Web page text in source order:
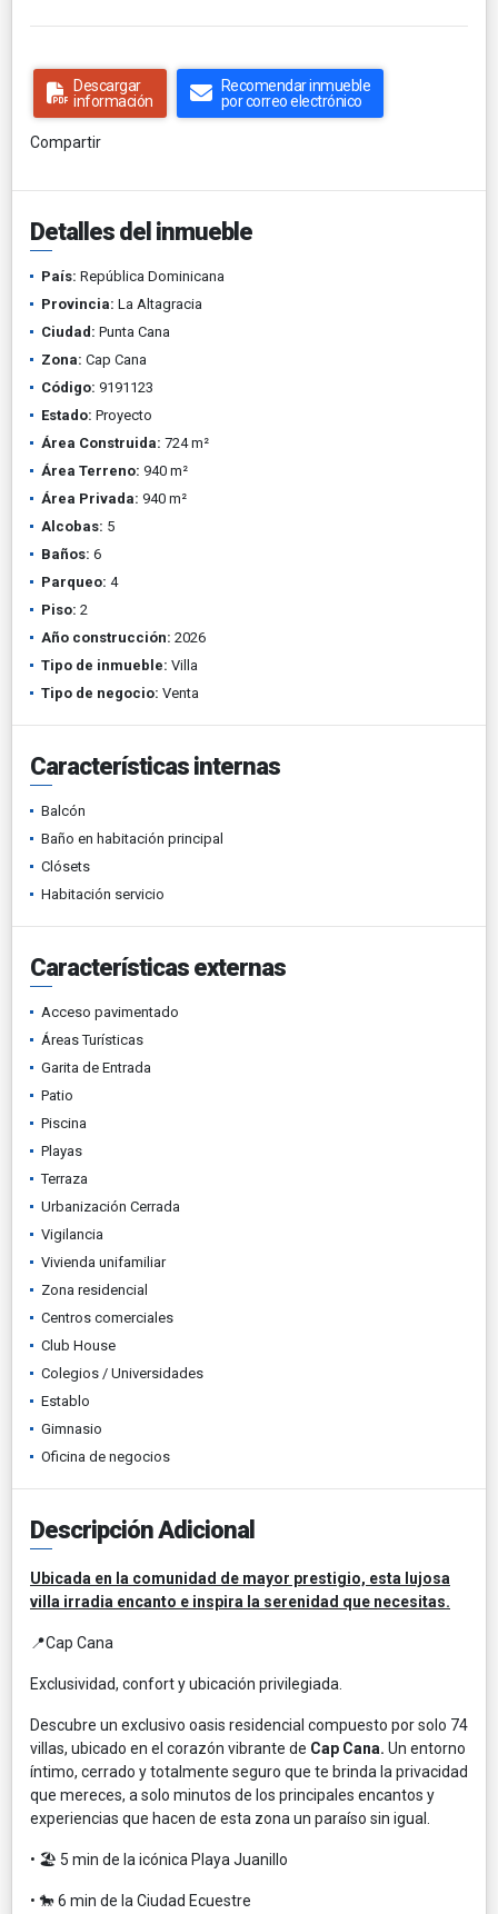
Descargar
información
Recomendar inmueble
por correo electrónico
Compartir
Detalles del inmueble
País: República Dominicana
Provincia: La Altagracia
Ciudad: Punta Cana
Zona: Cap Cana
Código: 9191123
Estado: Proyecto
Área Construida: 724 m²
Área Terreno: 940 m²
Área Privada: 940 m²
Alcobas: 5
Baños: 6
Parqueo: 4
Piso: 2
Año construcción: 2026
Tipo de inmueble: Villa
Tipo de negocio: Venta
Características internas
Balcón
Baño en habitación principal
Clósets
Habitación servicio
Características externas
Acceso pavimentado
Áreas Turísticas
Garita de Entrada
Patio
Piscina
Playas
Terraza
Urbanización Cerrada
Vigilancia
Vivienda unifamiliar
Zona residencial
Centros comerciales
Club House
Colegios / Universidades
Establo
Gimnasio
Oficina de negocios
Descripción Adicional
Ubicada en la comunidad de mayor prestigio, esta lujosa
villa irradia encanto e inspira la serenidad que necesitas.
📍Cap Cana
Exclusividad, confort y ubicación privilegiada.
Descubre un exclusivo oasis residencial compuesto por solo 74
villas, ubicado en el corazón vibrante de Cap Cana. Un entorno
íntimo, cerrado y totalmente seguro que te brinda la privacidad
que mereces, a solo minutos de los principales encantos y
experiencias que hacen de esta zona un paraíso sin igual.
• 🏖️ 5 min de la icónica Playa Juanillo
• 🐎 6 min de la Ciudad Ecuestre